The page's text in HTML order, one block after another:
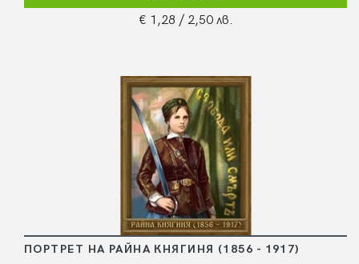
€ 1,28 / 2,50 лв.
ПОРТРЕТ НА РАЙНА КНЯГИНЯ (1856 - 1917)